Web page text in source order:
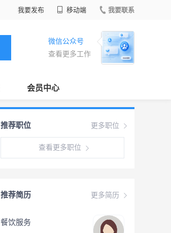
我要发布 移动端 我要联系
微信公众号
查看更多工作
会员中心
更多职位
推荐职位
查看更多职位
更多简历
推荐简历
餐饮服务